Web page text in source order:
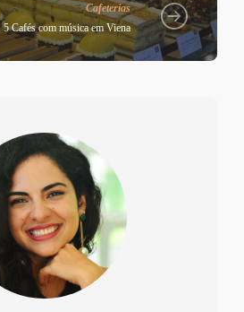
Cafeterias
5 Cafés com música em Viena